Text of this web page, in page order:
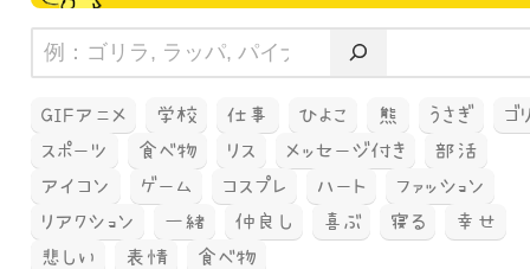
GIFアニメ 学校 仕事 ひよこ 熊 うさぎ
ゴ
スポーツ
食べ物 リス メッセージ付き
部活
アイコン
ゲーム コスプレ ハート
ファッション
リアクション
一緒 仲良し 喜ぶ 寝る
幸せ
悲しい
表情 食べ物